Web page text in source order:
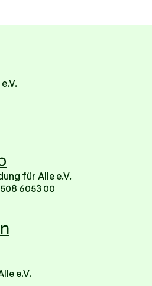
für Alle e.V.
6053 00
e.V.